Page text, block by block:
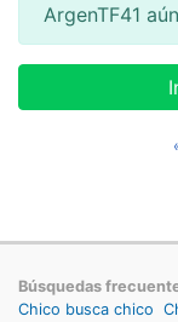
ArgenTF41
Búsquedas
Chico busca chico